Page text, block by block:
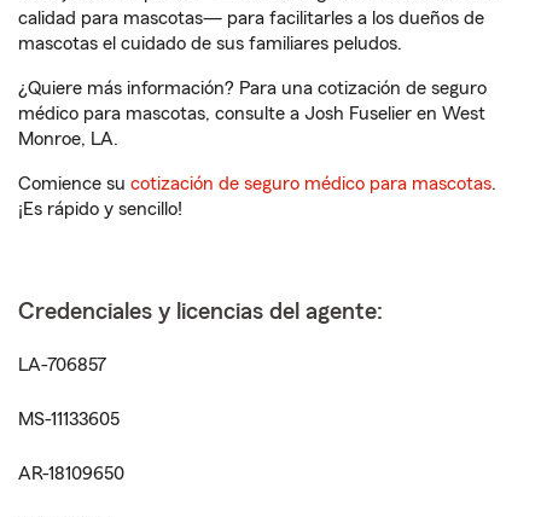
calidad para mascotas— para facilitarles a los dueños de
mascotas el cuidado de sus familiares peludos.
¿Quiere más información? Para una cotización de seguro
médico para mascotas, consulte a Josh Fuselier en West
Monroe, LA.
Comience su cotización de seguro médico para mascotas.
¡Es rápido y sencillo!
Credenciales y licencias del agente:
LA-706857
MS-11133605
AR-18109650